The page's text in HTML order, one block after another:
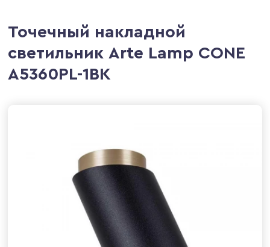
Точечный накладной
светильник Arte Lamp CONE
A5360PL-1BK